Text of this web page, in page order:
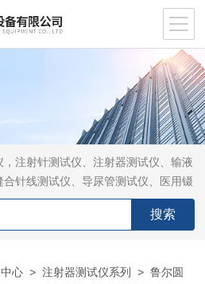
，注射针测试仪、注射器测试仪、输液
针线测试仪、导尿管测试仪、医用镊
针灸针测试仪、留置针测试仪
心 >注射器测试仪系列 >鲁尔圆